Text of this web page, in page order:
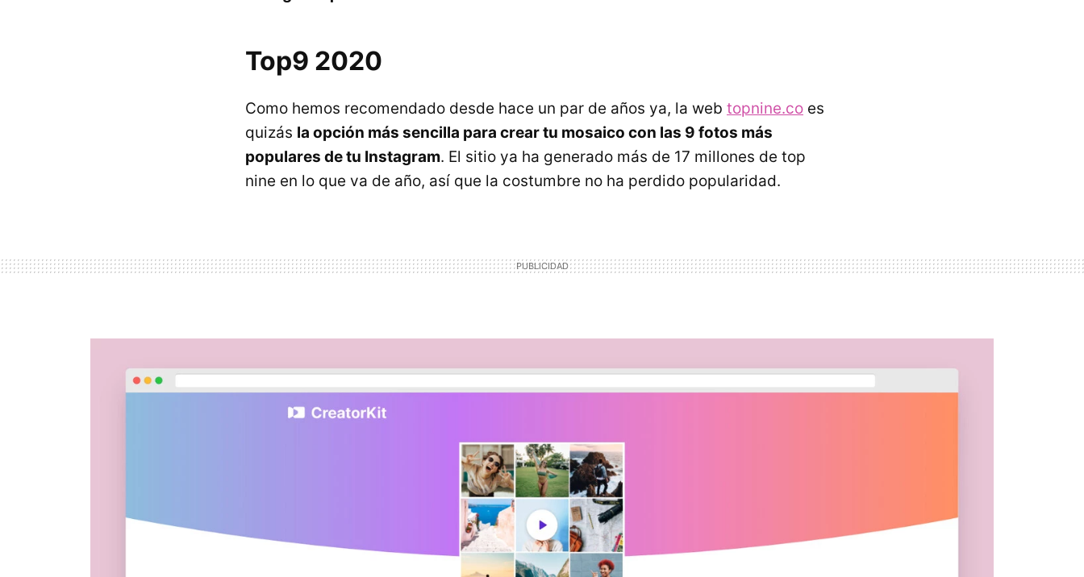
Top9 2020
Como hemos recomendado desde hace un par de años ya, la web topnine.co es
quizás la opción más sencilla para crear tu mosaico con las 9 fotos más
populares de tu Instagram. El sitio ya ha generado más de 17 millones de top
nine en lo que va de año, así que la costumbre no ha perdido popularidad.